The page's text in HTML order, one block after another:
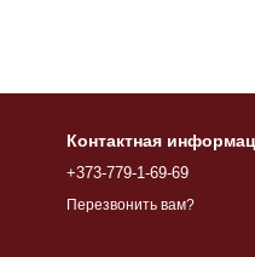
Контактная
+373-779-1-69-69
Перезвонить вам?